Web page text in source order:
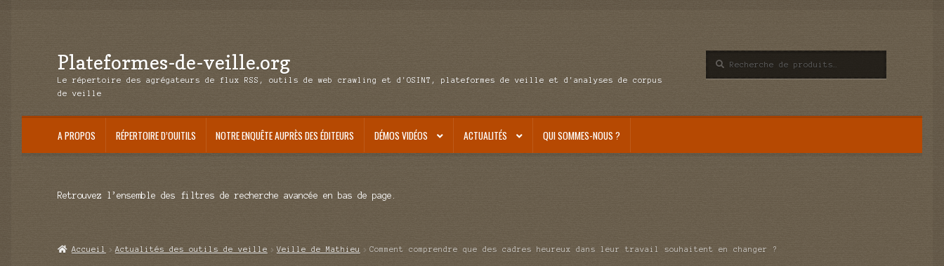
Aller
à
Aller
au
Plateformes-de-veille.org
Le répertoire des agrégateurs de flux RSS, outils de web crawling et d'OSINT, plateformes de veille et d'analyses de corpus
de veille
pour :
A PROPOS RÉPERTOIRE D’OUITILS NOTRE ENQUÊTE AUPRÈS DES ÉDITEURS DÉMOS VIDÉOS ACTUALITÉS QUI SOMMES-NOUS ?
Retrouvez l’ensemble des filtres de recherche avancée en bas de page.
Accueil Actualités des outils de veille Veille de Mathieu Comment comprendre que des cadres heureux dans leur travail souhaitent en changer ?